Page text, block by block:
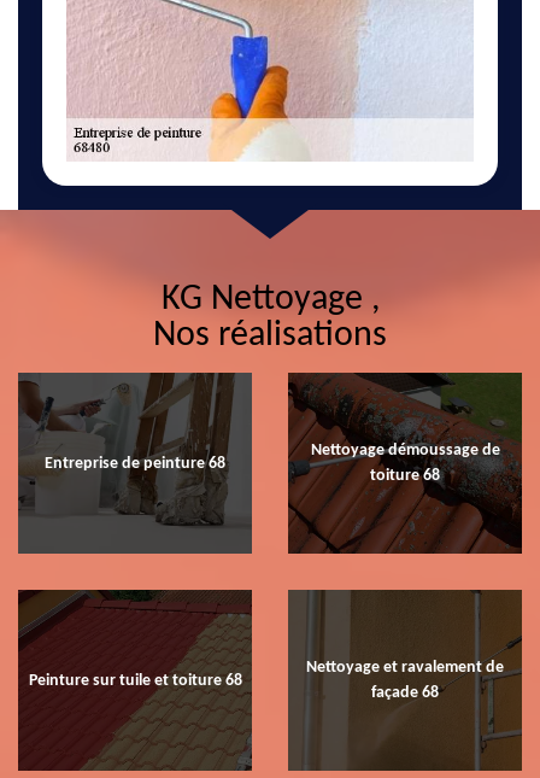
KG Nettoyage ,
Nos réalisations
Entreprise de peinture 68
Nettoyage démoussage de
toiture 68
Peinture sur tuile et toiture 68
Nettoyage et ravalement de
façade 68